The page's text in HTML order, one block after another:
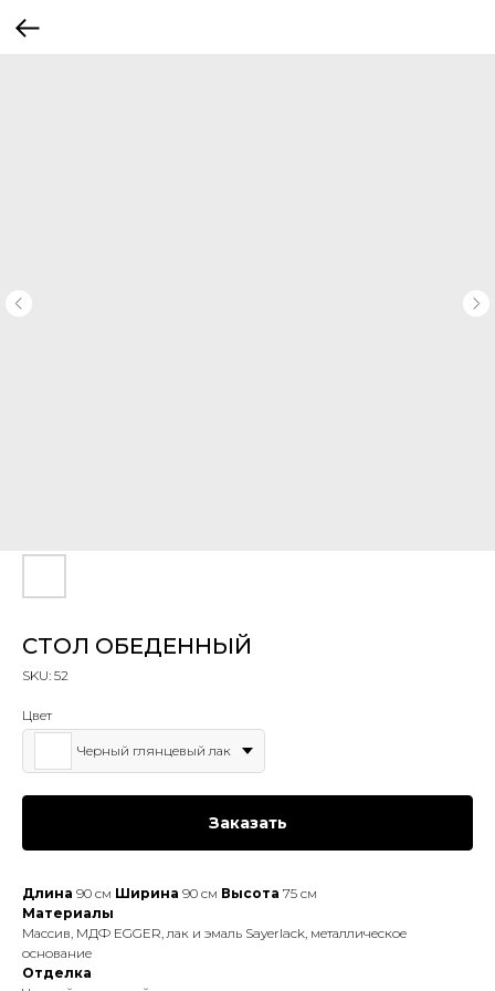
СТОЛ ОБЕДЕННЫЙ
SKU: 52
Цвет
Черный глянцевый лак
Заказать
Длина 90 см Ширина 90 см Высота 75 см
Материалы
Массив, МДФ EGGER, лак и эмаль Sayerlack, металлическое
основание
Отделка